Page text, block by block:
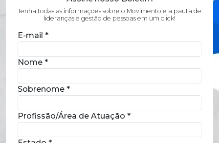
Tenha todas as informações sobre o Movimento e a pauta de
lideranças e gestão de pessoas em um click!
E-mail *
Nome *
Sobrenome *
Profissão/Área de Atuação *